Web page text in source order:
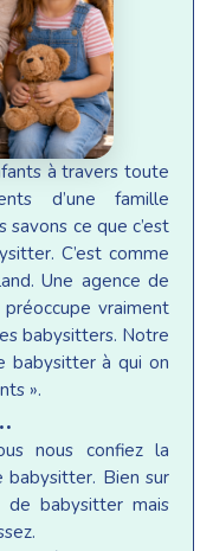
à travers toute
d’une famille
ce que c’est
C’est comme
Une agence de
vraiment
babysitters. Notre
babysitter à qui on
».
nous confiez la
babysitter. Bien sur
de babysitter mais